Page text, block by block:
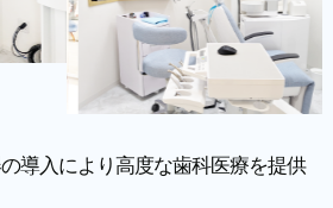
導入により高度な歯科医療を提供